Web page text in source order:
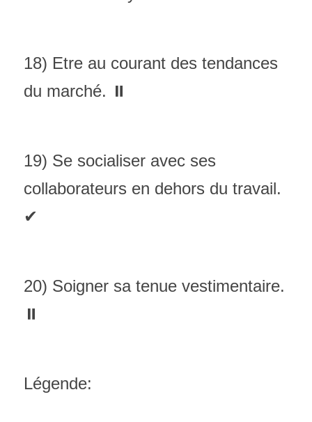
18) Etre au courant des tendances
du marché. ⏸
19) Se socialiser avec ses
collaborateurs en dehors du travail.
✔
20) Soigner sa tenue vestimentaire.
⏸
Légende: